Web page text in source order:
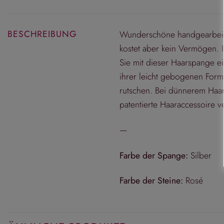
BESCHREIBUNG
Wunderschöne
kostet aber kein
Sie mit dieser Haarspange
ihrer leicht gebogenen
rutschen. Bei dünnerem
patentierte Haaraccessoire
—
Farbe der Spange: Silber
Farbe der Steine: Rosé